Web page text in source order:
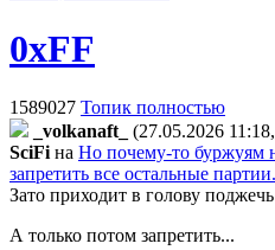
0xFF
1589027 Топик полностью
_volkanaft_
(27.05.2026
SciFi на Но почему-то буржуям
запретить все остальные
Зато приходит в голову поджечь
А только потом запретить...